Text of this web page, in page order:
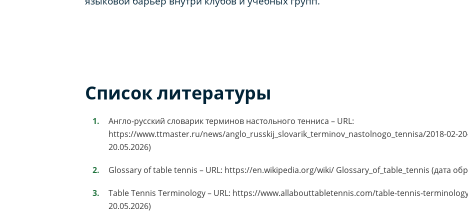
Список литературы
Англо-русский словарик терминов настольного тенниса – URL:
https://www.ttmaster.ru/news/anglo_russkij_slovarik_terminov_nastolnogo_tennisa/2018-02-
20.05.2026)
Glossary of table tennis – URL: https://en.wikipedia.org/wiki/ Glossary_of_table_tennis (дата
Table Tennis Terminology – URL: https://www.allabouttabletennis.com/table-tennis-
20.05.2026)